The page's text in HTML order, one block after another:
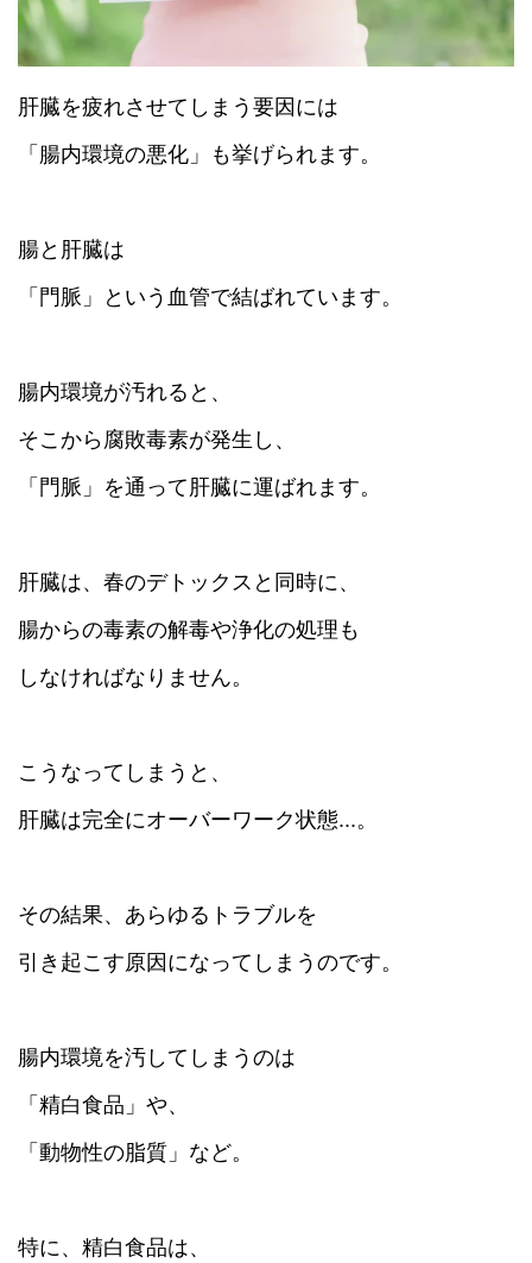
肝臓を疲れさせてしまう要因には
「腸内環境の悪化」も挙げられます。
腸と肝臓は
「門脈」という血管で結ばれています。
腸内環境が汚れると、
そこから腐敗毒素が発生し、
「門脈」を通って肝臓に運ばれます。
肝臓は、春のデトックスと同時に、
腸からの毒素の解毒や浄化の処理も
しなければなりません。
こうなってしまうと、
肝臓は完全にオーバーワーク状態...。
その結果、あらゆるトラブルを
引き起こす原因になってしまうのです。
腸内環境を汚してしまうのは
「精白食品」や、
「動物性の脂質」など。
特に、精白食品は、